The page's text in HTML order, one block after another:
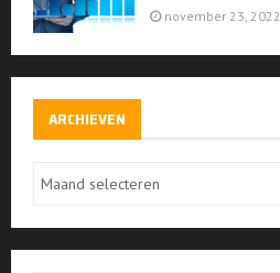
november 23, 2022
ARCHIEVEN